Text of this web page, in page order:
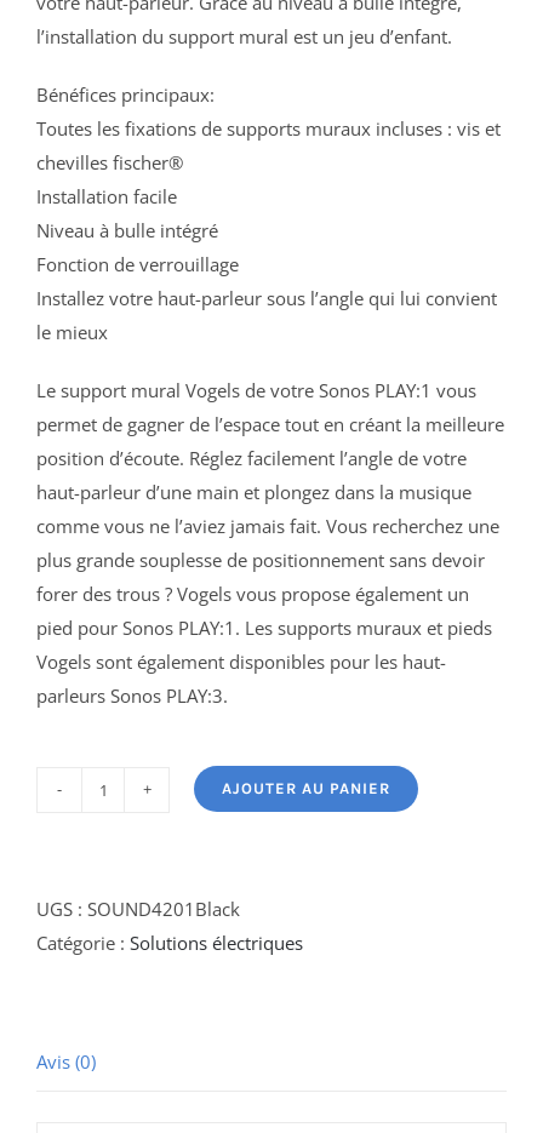
l’installation du support mural est un jeu d’enfant.
Bénéfices principaux:
Toutes les fixations de supports muraux incluses : vis et
chevilles fischer®
Installation facile
Niveau à bulle intégré
Fonction de verrouillage
Installez votre haut-parleur sous l’angle qui lui convient
le mieux
Le support mural Vogels de votre Sonos PLAY:1 vous
permet de gagner de l’espace tout en créant la meilleure
position d’écoute. Réglez facilement l’angle de votre
haut-parleur d’une main et plongez dans la musique
comme vous ne l’aviez jamais fait. Vous recherchez une
plus grande souplesse de positionnement sans devoir
forer des trous ? Vogels vous propose également un
pied pour Sonos PLAY:1. Les supports muraux et pieds
Vogels sont également disponibles pour les haut-
parleurs Sonos PLAY:3.
4201
-
AJOUTER AU PANIER
UGS : SOUND4201Black
Catégorie : Solutions électriques
Avis (0)